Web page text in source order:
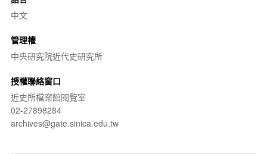
中文
管理權
中央研究院近代史研究所
授權聯絡窗口
近史所檔案館閱覽室
02-27898284
archives@gate.sinica.edu.tw